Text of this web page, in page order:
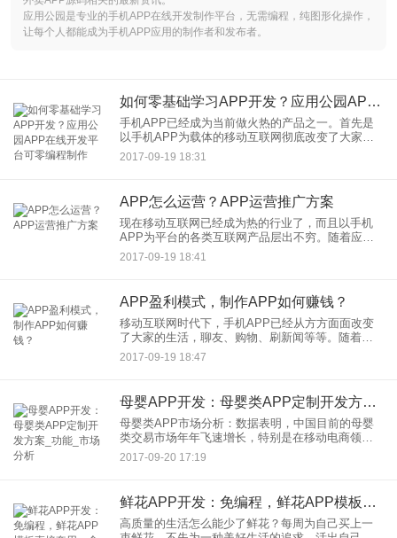
应用公园是专业的手机APP在线开发制作平台，无需编程，纯图形化操作，
让每个人都能成为手机APP应用的制作者和发布者。
如何零基础学习APP开发？应用公园APP在线开发平台可零编程制作
手机APP已经成为当前做火热的产品之一。首先是
以手机APP为载体的移动互联网彻底改变了大家的
生活，其次是各大企业纷纷转型上线自己的APP转
战移动互联网，第三是众多创业者的创业方向就是
2017-09-19 18:31
APP怎么运营？APP运营推广方案
现在移动互联网已经成为热的行业了，而且以手机
APP为平台的各类互联网产品层出不穷。随着应用
公园类的APP在线制作平台的发展，不懂编程就可
以自己制作手机APP，而且应用公园还有大量的模
2017-09-19 18:41
APP盈利模式，制作APP如何赚钱？
移动互联网时代下，手机APP已经从方方面面改变
了大家的生活，聊友、购物、刷新闻等等。随着
APP开发技术的发展，目前在应用公园，已经实现
了不需要编程，自己就能制作手机APP，而且应用
2017-09-19 18:47
母婴APP开发：母婴类APP定制开发方案_功能_市场分析
母婴类APP市场分析：数据表明，中国目前的母婴
类交易市场年年飞速增长，特别是在移动电商领
域。抢占移动市场已经是母婴行业的共识，母婴类
的微商在朋友圈比比皆是。然而微商只是移动互联
2017-09-20 17:19
鲜花APP开发：免编程，鲜花APP模板直接套用，含预定、配送等功能
高质量的生活怎么能少了鲜花？每周为自己买上一